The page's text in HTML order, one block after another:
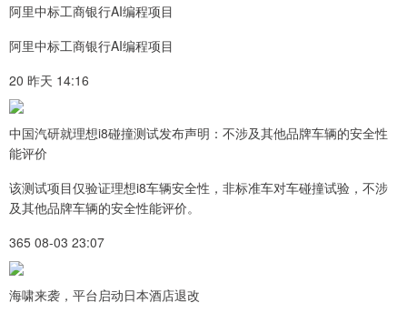
阿里中标工商银行AI编程项目
阿里中标工商银行AI编程项目
20 昨天 14:16
中国汽研就理想i8碰撞测试发布声明：不涉及其他品牌车辆的安全性
能评价
该测试项目仅验证理想i8车辆安全性，非标准车对车碰撞试验，不涉
及其他品牌车辆的安全性能评价。
365 08-03 23:07
海啸来袭，平台启动日本酒店退改